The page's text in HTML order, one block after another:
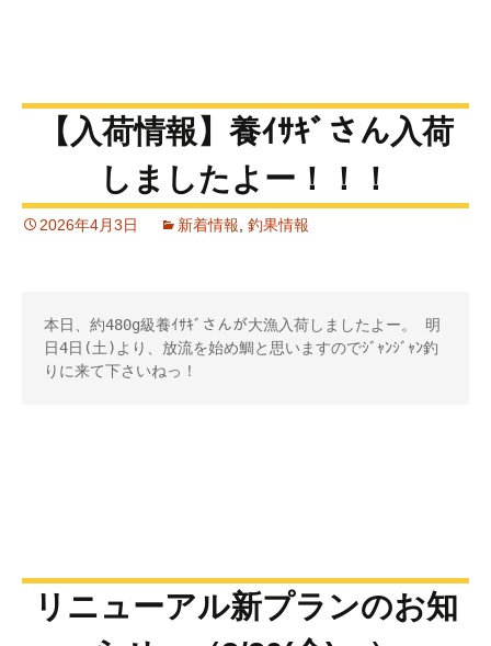
【入荷情報】養ｲｻｷﾞさん入荷
しましたよー！！！
2026年4月3日 新着情報 釣果情報
本日、約480g級養ｲｻｷﾞさんが大漁入荷しましたよー。 明
日4日(土)より、放流を始め鯛と思いますのでｼﾞｬﾝｼﾞｬﾝ釣
りに来て下さいねっ！
リニューアル新プランのお知